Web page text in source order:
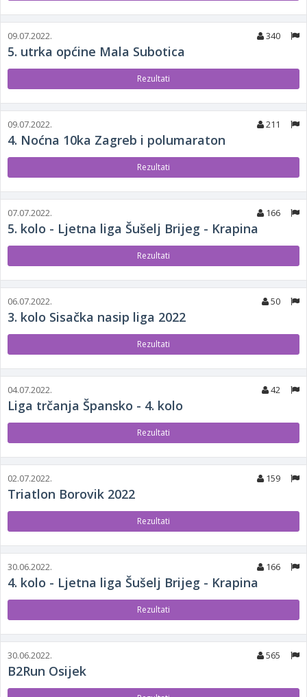
09.07.2022. 340
5. utrka općine Mala Subotica
Rezultati
09.07.2022. 211
4. Noćna 10ka Zagreb i polumaraton
Rezultati
07.07.2022. 166
5. kolo - Ljetna liga Šušelj Brijeg - Krapina
Rezultati
06.07.2022. 50
3. kolo Sisačka nasip liga 2022
Rezultati
04.07.2022. 42
Liga trčanja Špansko - 4. kolo
Rezultati
02.07.2022. 159
Triatlon Borovik 2022
Rezultati
30.06.2022. 166
4. kolo - Ljetna liga Šušelj Brijeg - Krapina
Rezultati
30.06.2022. 565
B2Run Osijek